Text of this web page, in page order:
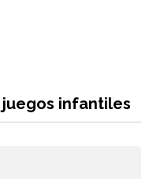
infantiles